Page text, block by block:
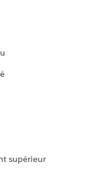
supérieur